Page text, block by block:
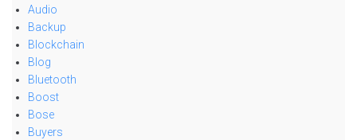
Audio
Backup
Blockchain
Blog
Bluetooth
Boost
Bose
Buyers